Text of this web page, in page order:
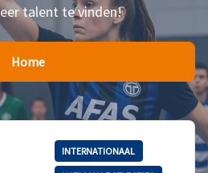
talent te vinden!
Home
INTERNATIONAAL